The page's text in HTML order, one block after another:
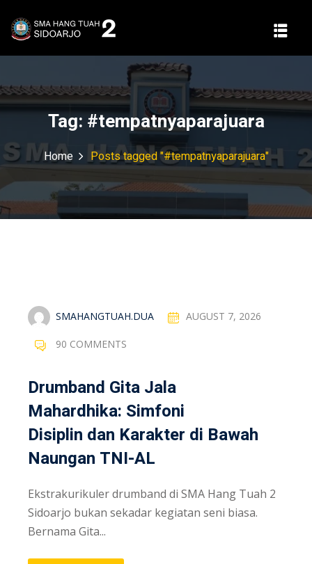
Tag: #tempatnyaparajuara
Home Posts tagged "#tempatnyaparajuara"
SMAHANGTUAH.DUA AUGUST 7, 2026
90 COMMENTS
Drumband Gita Jala
Mahardhika: Simfoni
Disiplin dan Karakter di Bawah
Naungan TNI-AL
Ekstrakurikuler drumband di SMA Hang Tuah 2
Sidoarjo bukan sekadar kegiatan seni biasa.
Bernama Gita...